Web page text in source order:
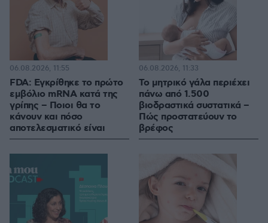
FDA: Εγκρίθηκε το πρώτο
εμβόλιο mRNA κατά της
γρίπης – Ποιοι θα το
κάνουν και πόσο
αποτελεσματικό είναι
06.08.2026, 11:55
Το μητρικό γάλα περιέχει
πάνω από 1.500
βιοδραστικά συστατικά –
Πώς προστατεύουν το
βρέφος
06.08.2026, 11:33